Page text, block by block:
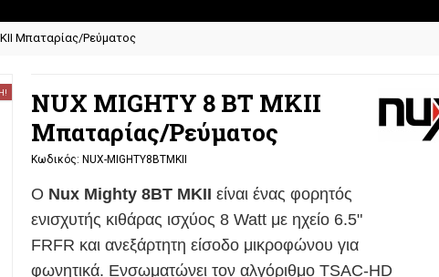
Μπαταρίας/Ρεύματος
NUX MIGHTY 8 BT MKII
Μπαταρίας/Ρεύματος
Κωδικός: NUX-MIGHTY8BTMKII
Ο Nux Mighty 8BT MKII είναι ένας φορητός
ενισχυτής κιθάρας ισχύος 8 Watt με ηχείο 6.5"
FRFR και ανεξάρτητη είσοδο μικροφώνου για
φωνητικά. Ενσωματώνει τον αλγόριθμο TSAC-HD